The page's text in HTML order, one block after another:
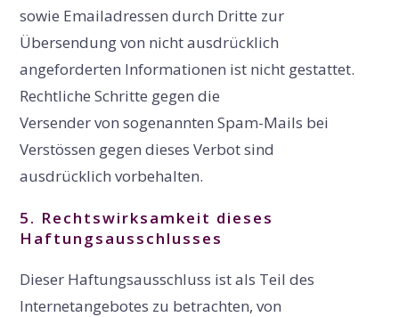
sowie Emailadressen durch Dritte zur
Übersendung von nicht ausdrücklich
angeforderten Informationen ist nicht gestattet.
Rechtliche Schritte gegen die
Versender von sogenannten Spam-Mails bei
Verstössen gegen dieses Verbot sind
ausdrücklich vorbehalten.
5. Rechtswirksamkeit dieses
Haftungsausschlusses
Dieser Haftungsausschluss ist als Teil des
Internetangebotes zu betrachten, von